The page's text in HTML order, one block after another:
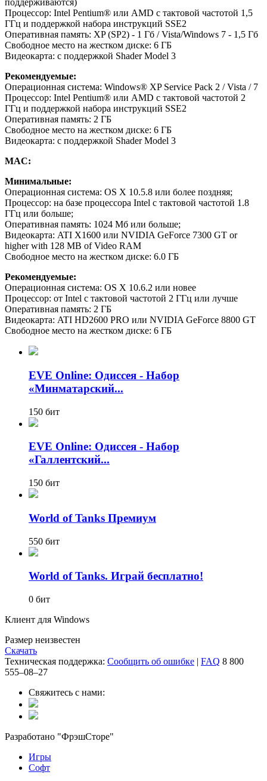
поддерживаются)
Процессор: Intel Pentium® или AMD с тактовой частотой 1,5
ГГц и поддержкой набора инструкций SSE2
Оперативная память: XP (SP2) - 1 Гб / Vista/Windows 7 - 1,5 Гб
Свободное место на жестком диске: 6 ГБ
Видеокарта: с поддержкой Shader Model 3
Рекомендуемые:
Операционная система: Windows® XP Service Pack 2 / Vista / 7
Процессор: Intel Pentium® или AMD с тактовой частотой 2
ГГц и поддержкой набора инструкций SSE2
Оперативная память: 2 ГБ
Свободное место на жестком диске: 6 ГБ
Видеокарта: с поддержкой Shader Model 3
MAC:
Минимальные:
Операционная система: OS X 10.5.8 или более поздняя;
Процессор: на базе процессора Intel с тактовой частотой 1.8
ГГц или больше;
Оперативная память: 1024 Мб или больше;
Видеокарта: ATI X1600 или NVIDIA GeForce 7300 GT or
higher with 128 MB of Video RAM
Свободное место на жестком диске: 6.0 ГБ
Рекомендуемые:
Операционная система: OS X 10.6.2 или новее
Процессор: от Intel с тактовой частотой 2 ГГц или лучше
Оперативная память: 2 ГБ
Видеокарта: ATI HD2600 PRO или NVIDIA GeForce 8800 GT
Свободное место на жестком диске: 6 ГБ
EVE Online: Одиссея - Набор
«Минматарский...
150 бит
EVE Online: Одиссея - Набор
«Галлентский...
150 бит
World of Tanks Премиум
550 бит
World of Tanks. Играй бесплатно!
0 бит
Клиент для Windows
Размер неизвестен
Скачать
Техническая поддержка: Сообщить об ошибке | FAQ 8 800
555‒08‒27
Свяжитесь с нами:
Разработано "ФрэшСторе"
Игры
Софт